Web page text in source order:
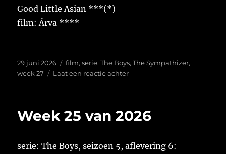
Good Little Asian ***(*)
film: Árva ****
Geplaatst
op
29 juni 2026 Tags
film,serie,The Boys,The Sympathizer,
week 27
Laat een reactie achterop
2026
Week 25 van 2026
serie:The Boys, seizoen 5, aflevering 6: